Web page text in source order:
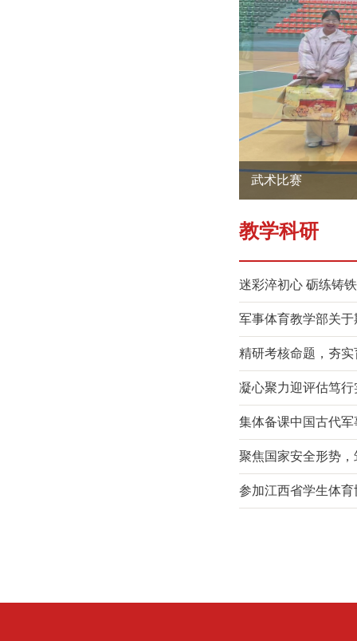
武术比赛
教学科研
迷彩淬初心 砺练铸
军事体育教学部关
精研考核命题，夯
凝心聚力迎评估笃
集体备课中国古代军
聚焦国家安全形势
参加江西省学生体